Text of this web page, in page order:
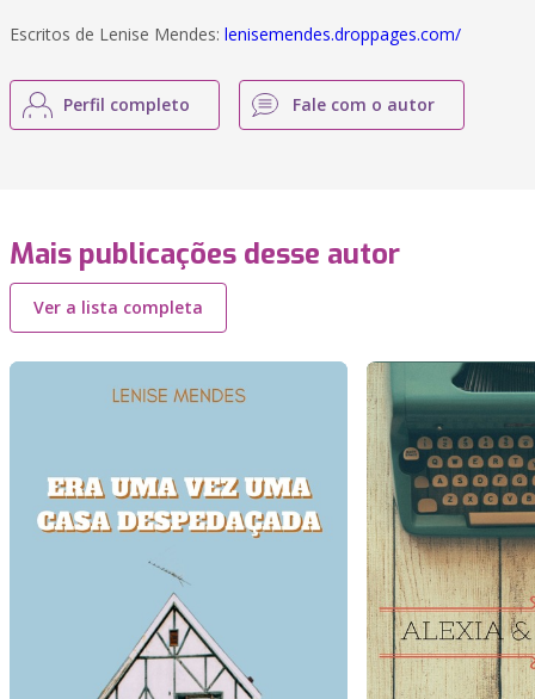
Escritos de Lenise Mendes: lenisemendes.droppages.com/
Perfil completo Fale com o autor
Mais publicações desse autor
Ver a lista completa